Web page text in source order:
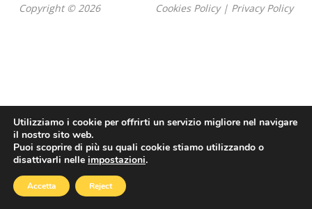
Copyright © 2026 Cookies Policy| Privacy Policy
Utilizziamo i cookie per offrirti un servizio migliore nel navigare
il nostro sito web.
Puoi scoprire di più su quali cookie stiamo utilizzando o
disattivarli nelle impostazioni.
Accetta Reject